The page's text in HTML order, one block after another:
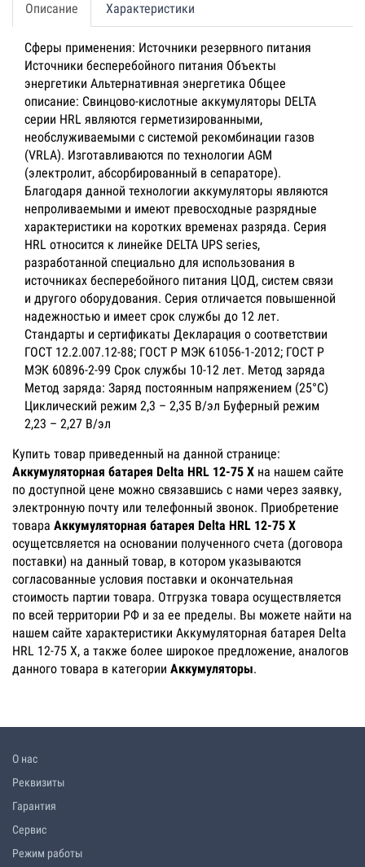
Описание Характеристики
Сферы применения: Источники резервного питания
Источники бесперебойного питания Объекты
энергетики Альтернативная энергетика Общее
описание: Свинцово-кислотные аккумуляторы DELTA
серии HRL являются герметизированными,
необслуживаемыми с системой рекомбинации газов
(VRLA). Изготавливаются по технологии AGM
(электролит, абсорбированный в сепараторе).
Благодаря данной технологии аккумуляторы являются
непроливаемыми и имеют превосходные разрядные
характеристики на коротких временах разряда. Серия
HRL относится к линейке DELTA UPS series,
разработанной специально для использования в
источниках бесперебойного питания ЦОД, систем связи
и другого оборудования. Серия отличается повышенной
надежностью и имеет срок службы до 12 лет.
Стандарты и сертификаты Декларация о соответствии
ГОСТ 12.2.007.12-88; ГОСТ Р МЭК 61056-1-2012; ГОСТ Р
МЭК 60896-2-99 Срок службы 10-12 лет. Метод заряда
Метод заряда: Заряд постоянным напряжением (25°С)
Циклический режим 2,3 – 2,35 В/эл Буферный режим
2,23 – 2,27 В/эл
Купить товар приведенный на данной странице:
Аккумуляторная батарея Delta HRL 12-75 X на нашем сайте
по доступной цене можно связавшись с нами через заявку,
электронную почту или телефонный звонок. Приобретение
товара Аккумуляторная батарея Delta HRL 12-75 X
осущетсвляется на основании полученного счета (договора
поставки) на данный товар, в котором указываются
согласованные условия поставки и окончательная
стоимость партии товара. Отгрузка товара осуществляется
по всей территории РФ и за ее пределы. Вы можете найти на
нашем сайте характеристики Аккумуляторная батарея Delta
HRL 12-75 X, а также более широкое предложение, аналогов
данного товара в категории Аккумуляторы.
О нас
Реквизиты
Гарантия
Сервис
Режим работы